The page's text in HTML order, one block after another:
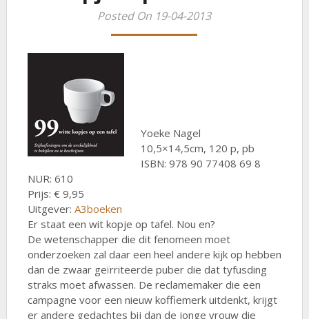
Posted On 19-04-2013
Yoeke Nagel
10,5×14,5cm, 120 p, pb
ISBN: 978 90 77408 69 8
NUR: 610
Prijs: € 9,95
Uitgever: A3boeken
Er staat een wit kopje op tafel. Nou en?
De wetenschapper die dit fenomeen moet
onderzoeken zal daar een heel andere kijk op hebben
dan de zwaar geïrriteerde puber die dat tyfusding
straks moet afwassen. De reclamemaker die een
campagne voor een nieuw koffiemerk uitdenkt, krijgt
er andere gedachtes bij dan de jonge vrouw die